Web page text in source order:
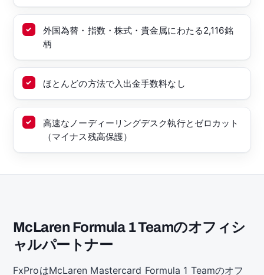
外国為替・指数・株式・貴金属にわたる2,116銘
柄
ほとんどの方法で入出金手数料なし
高速なノーディーリングデスク執行とゼロカット
（マイナス残高保護）
McLaren Formula 1 Teamのオフィシ
ャルパートナー
FxProはMcLaren Mastercard Formula 1 Teamのオフ